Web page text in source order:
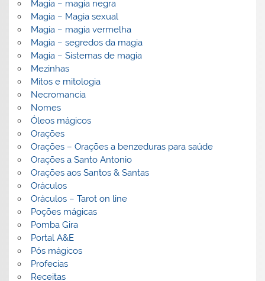
Magia – magia negra
Magia – Magia sexual
Magia – magia vermelha
Magia – segredos da magia
Magia – Sistemas de magia
Mezinhas
Mitos e mitologia
Necromancia
Nomes
Óleos mágicos
Orações
Orações – Orações a benzeduras para saúde
Orações a Santo Antonio
Orações aos Santos & Santas
Oráculos
Oráculos – Tarot on line
Poções mágicas
Pomba Gira
Portal A&E
Pós mágicos
Profecias
Receitas